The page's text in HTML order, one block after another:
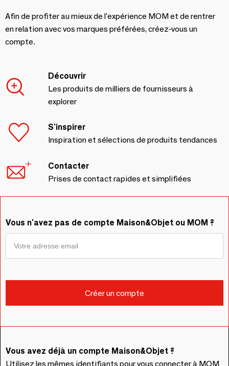
Afin de profiter au mieux de l'expérience MOM et de rentrer
en relation avec vos marques préférées, créez-vous un
compte.
Découvrir
Les produits de milliers de fournisseurs à
explorer
S'inspirer
Inspiration et sélections de produits tendances
Contacter
Prises de contact rapides et simplifiées
Vous n'avez pas de compte Maison&Objet ou MOM ?
Vous avez déjà un compte Maison&Objet ?
Utilisez les mêmes identifiants pour vous connecter à MOM